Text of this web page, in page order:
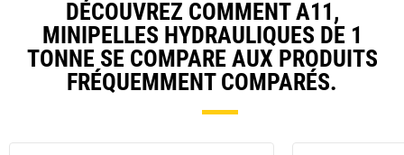
DÉCOUVREZ COMMENT A11,
MINIPELLES HYDRAULIQUES DE 1
TONNE SE COMPARE AUX PRODUITS
FRÉQUEMMENT COMPARÉS.